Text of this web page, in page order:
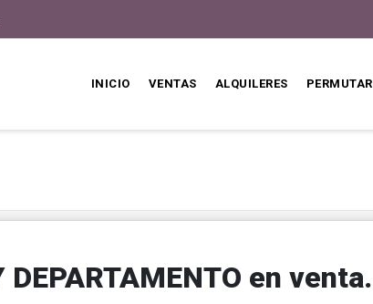
INICIO VENTAS ALQUILERES PERMUTAR
DEPARTAMENTO en venta.